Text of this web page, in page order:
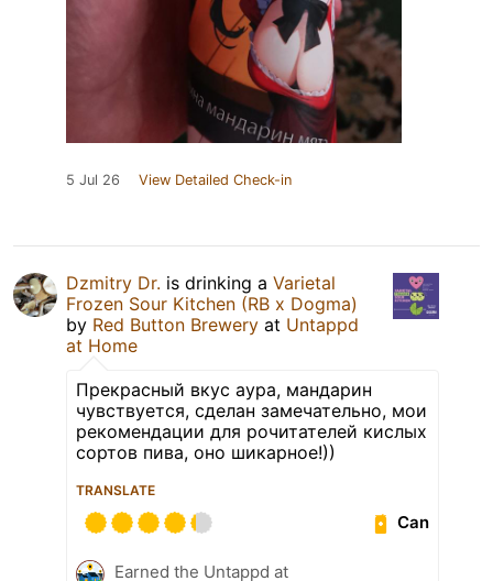
5 Jul 26 View Detailed Check-in
Dzmitry Dr. is drinking a Varietal
Frozen Sour Kitchen (RB x Dogma)
by Red Button Brewery at Untappd
at Home
Прекрасный вкус аура, мандарин
чувствуется, сделан замечательно, мои
рекомендации для рочитателей кислых
сортов пива, оно шикарное!))
TRANSLATE
Can
Earned the Untappd at